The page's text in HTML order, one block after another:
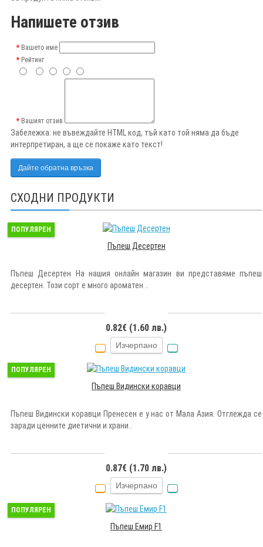
Напишете отзив
Вашето име
Рейтинг
Вашият отзив
Забележка: не въвеждайте HTML код, тъй като той няма да бъде
интерпретиран, а ще се покаже като текст!
Дайте обратна връзка
СХОДНИ ПРОДУКТИ
ПОПУЛЯРЕН
Пъпеш Десертен
Пъпеш Десертен На нашия онлайн магазин ви представяме пъпеш
десертен. Този сорт е много ароматен ..
0.82€ (1.60 лв.)
Изчерпано
ПОПУЛЯРЕН
Пъпеш Видински коравци
Пъпеш Видински коравци Пренесен е у нас от Мала Азия. Отглежда се
заради ценните диетични и храни..
0.87€ (1.70 лв.)
Изчерпано
ПОПУЛЯРЕН
Пъпеш Емир F1